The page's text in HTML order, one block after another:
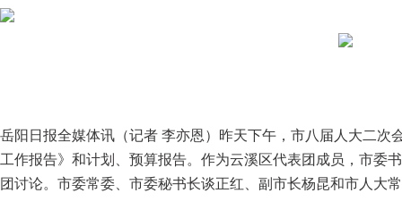
岳阳日报全媒体讯（记者 李亦恩）昨天下午，市八届人大二次
工作报告》和计划、预算报告。作为云溪区代表团成员，市委
团讨论。市委常委、市委秘书长谈正红、副市长杨昆和市人大